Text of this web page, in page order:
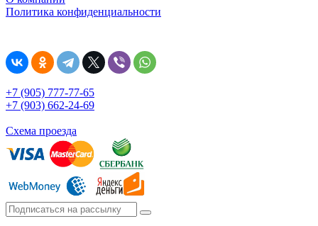
Политика конфиденциальности
+7 (905) 777-77-65
+7 (903) 662-24-69
Схема проезда